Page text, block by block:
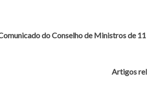
do Conselho de Ministrosde
Artigos